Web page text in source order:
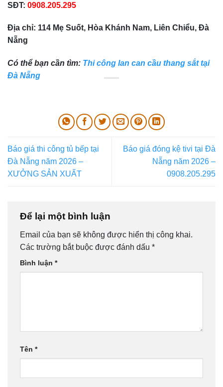
SĐT: 0908.205.295
Địa chỉ: 114 Mẹ Suốt, Hòa Khánh Nam, Liên Chiểu, Đà
Nẵng
Có thể bạn cần tìm: Thi công lan can cầu thang sắt tại
Đà Nẵng
Báo giá thi công tủ bếp tại
Đà Nẵng năm 2026 –
XƯỞNG SẢN XUẤT
Báo giá đóng kệ tivi tại Đà
Nẵng năm 2026 –
0908.205.295
Để lại một bình luận
Email của bạn sẽ không được hiển thị công khai.
Các trường bắt buộc được đánh dấu *
Bình luận *
Tên *